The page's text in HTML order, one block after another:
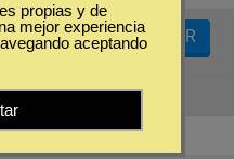
FILTRAR
propias y de
mejor experiencia
aceptando